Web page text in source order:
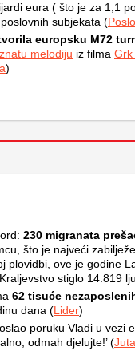
eura ( što je za 1,1
subjekata (
europsku M72
melodiju iz filma Grk
)
230 migranata
što je najveći
plovidbi, ove je godine
stiglo 14.819
62 tisuće
dana (Lider)
poruku Vladi u vezi
odmah djelujte!’ (